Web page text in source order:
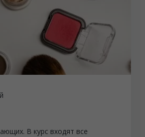
В курс входят все